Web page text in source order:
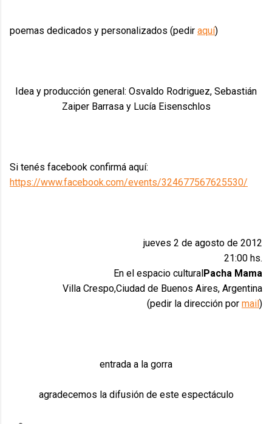
poemas dedicados y personalizados (pedir aquí)
Idea y producción general: Osvaldo Rodriguez, Sebastián
Zaiper Barrasa y Lucía Eisenschlos
Si tenés facebook confirmá aquí:
https://www.facebook.com/events/324677567625530/
jueves 2 de agosto de 2012
21:00 hs.
En el espacio culturalPacha Mama
Villa Crespo,Ciudad de Buenos Aires, Argentina
(pedir la dirección por mail)
entrada a la gorra
agradecemos la difusión de este espectáculo